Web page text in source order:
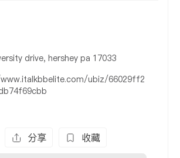
drive, hershey pa 17033
ubiz/66029ff2
分享 收藏